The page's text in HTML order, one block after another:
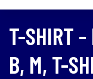
T-SHIRT -
B, M, T-